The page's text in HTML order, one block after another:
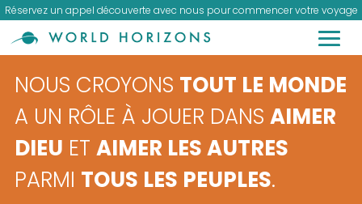
Réservez un appel découverte avec nous pour commencer votre voyage
NOUS CROYONS TOUT LE MONDE
A UN RÔLE À JOUER DANS AIMER
DIEU ET AIMER LES AUTRES
PARMI TOUS LES PEUPLES.